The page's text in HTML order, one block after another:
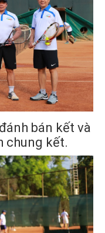
bán kết và
chung kết.